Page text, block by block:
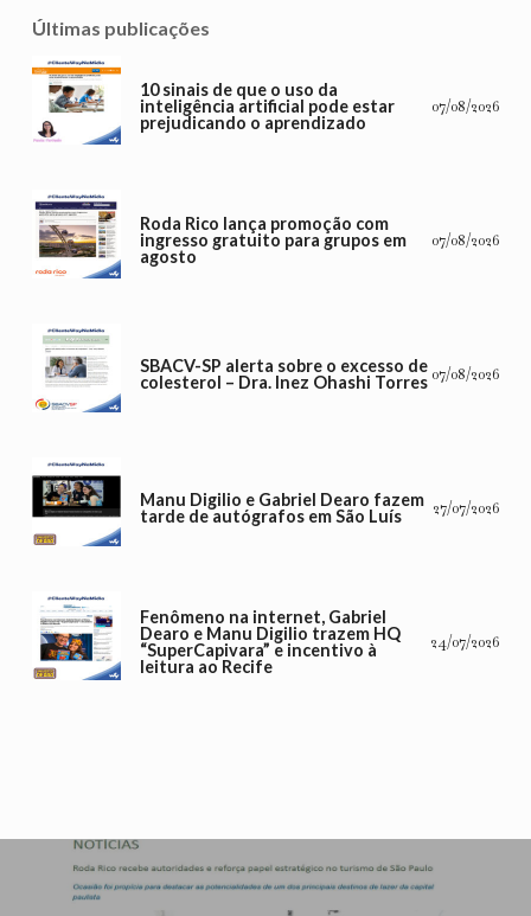
Últimas publicações
10 sinais de que o uso da
inteligência artificial pode estar
prejudicando o aprendizado
07/08/2026
Roda Rico lança promoção com
ingresso gratuito para grupos em
agosto
07/08/2026
SBACV-SP alerta sobre o excesso de
colesterol – Dra. Inez Ohashi Torres 07/08/2026
Manu Digilio e Gabriel Dearo fazem
tarde de autógrafos em São Luís
27/07/2026
Fenômeno na internet, Gabriel
Dearo e Manu Digilio trazem HQ
“SuperCapivara” e incentivo à
leitura ao Recife
24/07/2026